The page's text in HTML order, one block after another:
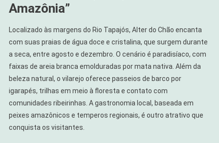
Amazônia”
Localizado às margens do Rio Tapajós, Alter do Chão encanta
com suas praias de água doce e cristalina, que surgem durante
a seca, entre agosto e dezembro. O cenário é paradisíaco, com
faixas de areia branca emolduradas por mata nativa. Além da
beleza natural, o vilarejo oferece passeios de barco por
igarapés, trilhas em meio à floresta e contato com
comunidades ribeirinhas. A gastronomia local, baseada em
peixes amazônicos e temperos regionais, é outro atrativo que
conquista os visitantes.